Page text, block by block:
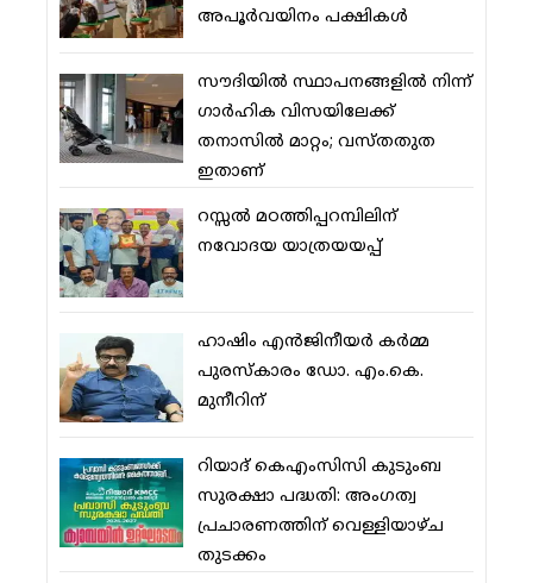
അപൂര്‍വയിനം പക്ഷികള്‍
സൗദിയില്‍ സ്ഥാപനങ്ങളില്‍ നിന്ന്
ഗാര്‍ഹിക വിസയിലേക്ക്
തനാസില്‍ മാറ്റം; വസ്തതുത
ഇതാണ്
റസ്സല്‍ മഠത്തിപ്പറമ്പിലിന്
നവോദയ യാത്രയയപ്പ്
ഹാഷിം എന്‍ജിനീയര്‍ കര്‍മ്മ
പുരസ്‌കാരം ഡോ. എം.കെ.
മുനീറിന്
റിയാദ് കെഎംസിസി കുടുംബ
സുരക്ഷാ പദ്ധതി: അംഗത്വ
പ്രചാരണത്തിന് വെള്ളിയാഴ്ച
തുടക്കം